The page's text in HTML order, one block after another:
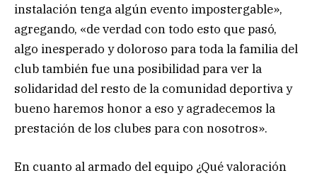
instalación tenga algún evento impostergable»,
agregando, «de verdad con todo esto que pasó,
algo inesperado y doloroso para toda la familia del
club también fue una posibilidad para ver la
solidaridad del resto de la comunidad deportiva y
bueno haremos honor a eso y agradecemos la
prestación de los clubes para con nosotros».
En cuanto al armado del equipo ¿Qué valoración